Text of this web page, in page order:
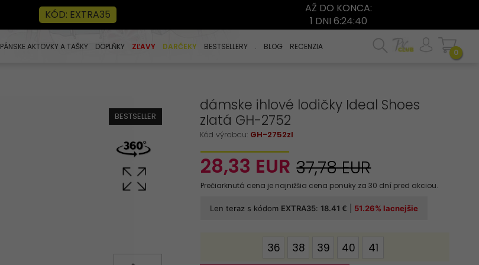
KÓD: EXTRA35
AŽ DO KONCA:
1 DNI 6:24:39
PÁNSKE AKTOVKY A TAŠKY DOPLŇKY ZĽAVY DARČEKY BESTSELLERY . BLOG RECENZIA
0
BESTSELLER
dámske ihlové lodičky Ideal Shoes
zlatá GH-2752
Kód výrobcu: GH-2752zl
28,33 EUR 37,78 EUR
36 38 39 40 41